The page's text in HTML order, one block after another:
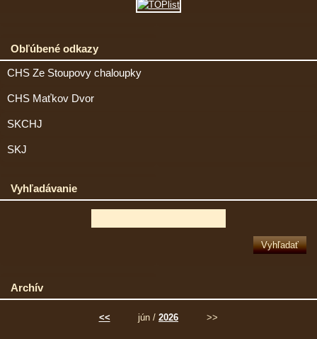
Obľúbené odkazy
CHS Ze Stoupovy chaloupky
CHS Maťkov Dvor
SKCHJ
SKJ
Vyhľadávanie
Archív
<< jún / 2026 >>